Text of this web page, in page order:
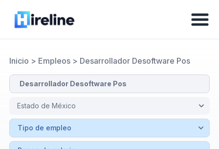
Inicio > Empleos> Desarrollador Desoftware Pos